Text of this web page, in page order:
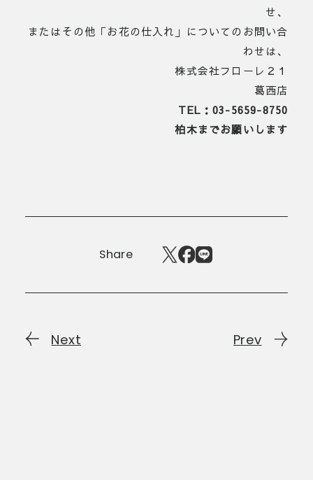
せ、
またはその他「お花の仕入れ」についてのお問い合
わせは、
株式会社フローレ２１
葛西店
TEL：03-5659-8750
柏木までお願いします
Share
Next Prev